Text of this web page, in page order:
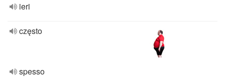
ieri
często
spesso